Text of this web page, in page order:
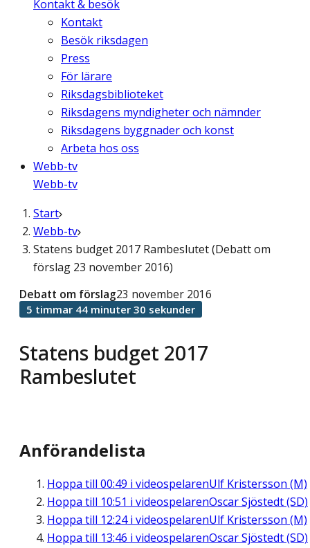
Kontakt & besök
Kontakt
Besök riksdagen
Press
För lärare
Riksdagsbiblioteket
Riksdagens myndigheter och nämnder
Riksdagens byggnader och konst
Arbeta hos oss
Webb-tv
Webb-tv
Start
Webb-tv
Statens budget 2017 Rambeslutet (Debatt om
förslag 23 november 2016)
Statens budget 2017
Rambeslutet
Debatt om förslag23 november 2016
5 timmar 44 minuter 30 sekunder
Anförandelista
Hoppa till 00:49 i videospelarenUlf Kristersson (M)
Hoppa till 10:51 i videospelarenOscar Sjöstedt (SD)
Hoppa till 12:24i videospelarenUlf Kristersson (M)
Hoppa till 13:46 i videospelarenOscar Sjöstedt (SD)